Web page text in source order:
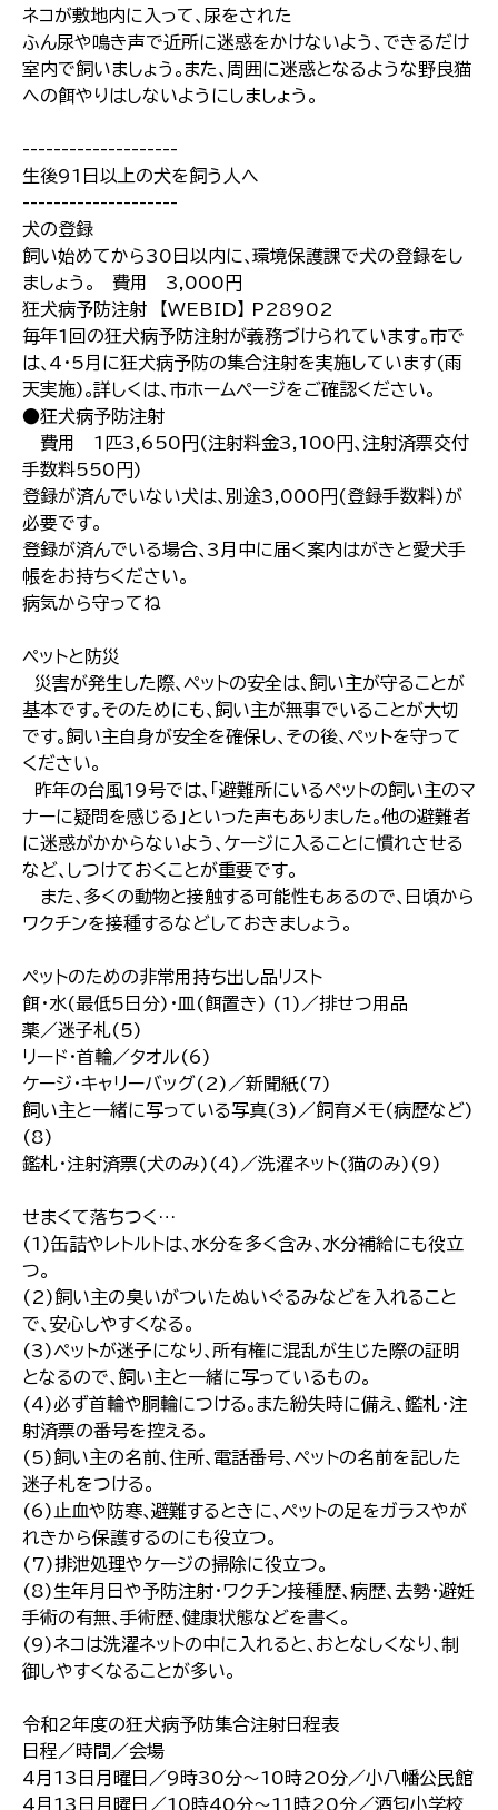
ネコが敷地内に入って､尿をされた
ふん尿や鳴き声で近所に迷惑をかけないよう､できるだけ
室内で飼いましょう｡また､周囲に迷惑となるような野良猫
への餌やりはしないようにしましょう｡
--------------------
生後91日以上の犬を飼う人へ
--------------------
犬の登録
飼い始めてから30日以内に､環境保護課で犬の登録をし
ましょう｡ 費用 3,000円
狂犬病予防注射 【WEBID】 P28902
毎年1回の狂犬病予防注射が義務づけられています｡市で
は､4･5月に狂犬病予防の集合注射を実施しています(雨
天実施)｡詳しくは､市ホームページをご確認ください｡
●狂犬病予防注射
費用 1匹3,650円(注射料金3,100円､注射済票交付
手数料550円)
登録が済んでいない犬は､別途3,000円(登録手数料)が
必要です｡
登録が済んでいる場合､3月中に届く案内はがきと愛犬手
帳をお持ちください｡
病気から守ってね
ペットと防災
災害が発生した際､ペットの安全は､飼い主が守ることが
基本です｡そのためにも､飼い主が無事でいることが大切
です｡飼い主自身が安全を確保し､その後､ペットを守って
ください｡
昨年の台風19号では､｢避難所にいるペットの飼い主のマ
ナーに疑問を感じる｣といった声もありました｡他の避難者
に迷惑がかからないよう､ケージに入ることに慣れさせる
など､しつけておくことが重要です｡
また､多くの動物と接触する可能性もあるので､日頃から
ワクチンを接種するなどしておきましょう｡
ペットのための非常用持ち出し品リスト
餌･水(最低5日分)･皿(餌置き) (1)／排せつ用品
薬／迷子札(5)
リード･首輪／タオル(6)
ケージ･キャリーバッグ(2)／新聞紙(7)
飼い主と一緒に写っている写真(3)／飼育メモ(病歴など)
(8)
鑑札･注射済票(犬のみ)(4)／洗濯ネット(猫のみ)(9)
せまくて落ちつく…
(1)缶詰やレトルトは､水分を多く含み､水分補給にも役立
つ｡
(2)飼い主の臭いがついたぬいぐるみなどを入れること
で､安心しやすくなる｡
(3)ペットが迷子になり､所有権に混乱が生じた際の証明
となるので､飼い主と一緒に写っているもの｡
(4)必ず首輪や胴輪につける｡また紛失時に備え､鑑札･注
射済票の番号を控える｡
(5)飼い主の名前､住所､電話番号､ペットの名前を記した
迷子札をつける｡
(6)止血や防寒､避難するときに､ペットの足をガラスやが
れきから保護するのにも役立つ｡
(7)排泄処理やケージの掃除に役立つ｡
(8)生年月日や予防注射･ワクチン接種歴､病歴､去勢･避妊
手術の有無､手術歴､健康状態などを書く｡
(9)ネコは洗濯ネットの中に入れると､おとなしくなり､制
御しやすくなることが多い｡
令和2年度の狂犬病予防集合注射日程表
日程／時間／会場
4月13日月曜日／9時30分～10時20分／小八幡公民館
4月13日月曜日／10時40分～11時20分／酒匂小学校